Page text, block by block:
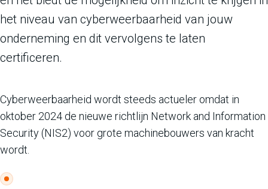
het niveau van cyberweerbaarheid van jouw
onderneming en dit vervolgens te laten
certificeren.
Cyberweerbaarheid wordt steeds actueler omdat in
oktober 2024 de nieuwe richtlijn Network and Information
Security (NIS2) voor grote machinebouwers van kracht
wordt.